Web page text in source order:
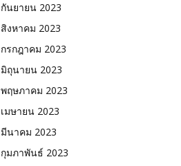
กันยายน 2023
สิงหาคม 2023
กรกฎาคม 2023
มิถุนายน 2023
พฤษภาคม 2023
เมษายน 2023
มีนาคม 2023
กุมภาพันธ์ 2023